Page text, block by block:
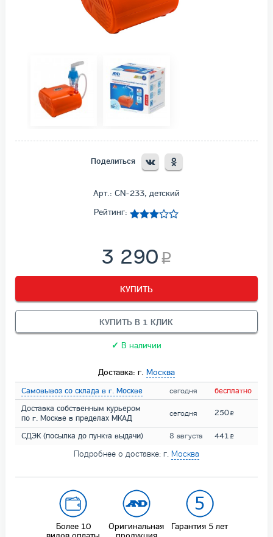
Поделиться
Арт.: CN-233, детский
Рейтинг:
3 290
КУПИТЬ
КУПИТЬ В 1 КЛИК
✓ В наличии
Доставка: г. Москва
Самовывоз со склада в г. Москве сегодня
бесплатно
Доставка собственным курьером
по г. Москве в пределах МКАД
сегодня 250
СДЭК (посылка до пункта выдачи) 8 августа 441
Подробнее о доставке: г. Москва
Более 10
Оригинальная
Гарантия 5 лет